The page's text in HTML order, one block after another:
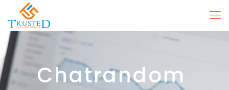
Chatrandom